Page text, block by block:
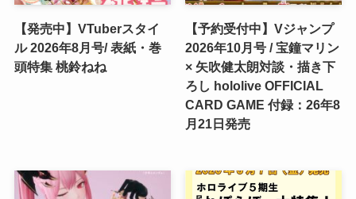
【発売中】VTuberスタイ
ル 2026年8月号/ 表紙・巻
頭特集 桃鈴ねね
【予約受付中】Vジャンプ
2026年10月号 / 宝鐘マリン
× 矢吹健太朗対談・描き下
ろし hololive OFFICIAL
CARD GAME 付録：26年8
月21日発売